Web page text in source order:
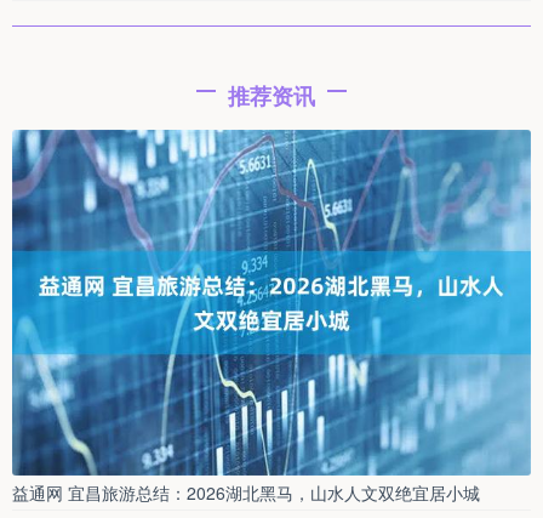
推荐资讯
益通网 宜昌旅游总结：2026湖北黑马，山水人文双绝宜居小城